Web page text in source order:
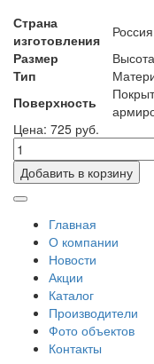
Страна
изготовления
Россия
Размер
Тип
Поверхность
Цена: 725 руб.
Добавить в корзину
Главная
О компании
Новости
Акции
Каталог
Производители
Фото объектов
Контакты